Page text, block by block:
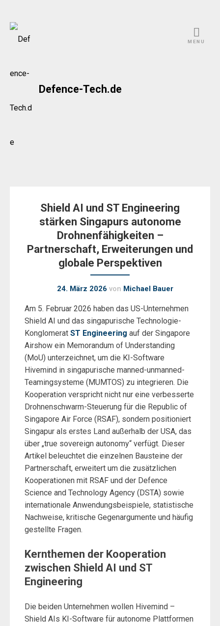
Skip
Defence-Tech.de
MENU
Shield AI und ST Engineering
stärken Singapurs autonome
Drohnenfähigkeiten –
Partnerschaft, Erweiterungen und
globale Perspektiven
24. März 2026 von Michael Bauer
Am 5. Februar 2026 haben das US-Unternehmen
Shield AI und das singapurische Technologie-
Konglomerat ST Engineering auf der Singapore
Airshow ein Memorandum of Understanding
(MoU) unterzeichnet, um die KI-Software
Hivemind in singapurische manned-unmanned-
Teamingsysteme (MUMTOS) zu integrieren. Die
Kooperation verspricht nicht nur eine verbesserte
Drohnenschwarm-Steuerung für die Republic of
Singapore Air Force (RSAF), sondern positioniert
Singapur als erstes Land außerhalb der USA, das
über „true sovereign autonomy“ verfügt. Dieser
Artikel beleuchtet die einzelnen Bausteine der
Partnerschaft, erweitert um die zusätzlichen
Kooperationen mit RSAF und der Defence
Science and Technology Agency (DSTA) sowie
internationale Anwendungsbeispiele, statistische
Nachweise, kritische Gegenargumente und häufig
gestellte Fragen.
Kernthemen der Kooperation
zwischen Shield AI und ST
Engineering
Die beiden Unternehmen wollen Hivemind –
Shield AIs KI-Software für autonome Plattformen